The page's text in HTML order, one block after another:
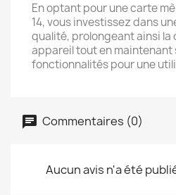
En optant pour une carte
14, vous investissez dans
qualité, prolongeant ainsi la
appareil tout en
fonctionnalités pour une
Commentaires (0)
Aucun avis n'a été